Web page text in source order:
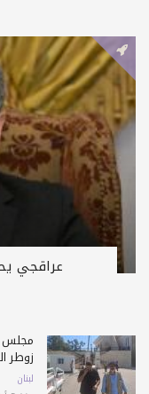
عراقجي
مجلس
زوطر
لبنان